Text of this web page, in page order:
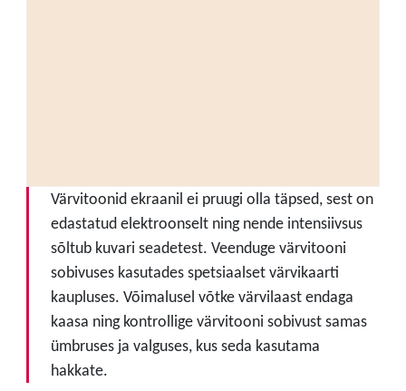
Värvitoonid ekraanil ei pruugi olla täpsed, sest on
edastatud elektroonselt ning nende intensiivsus
sõltub kuvari seadetest. Veenduge värvitooni
sobivuses kasutades spetsiaalset värvikaarti
kaupluses. Võimalusel võtke värvilaast endaga
kaasa ning kontrollige värvitooni sobivust samas
ümbruses ja valguses, kus seda kasutama
hakkate.